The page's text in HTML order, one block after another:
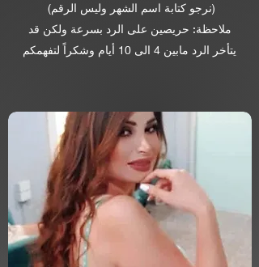
(نرجو كتابة اسم الشهر وليس الرقم)
ملاحظة: حريصين على الرد بسرعة ولكن قد
يتأخر الرد مابين 4 الى 10 أيام وشكراً لتفهمكم